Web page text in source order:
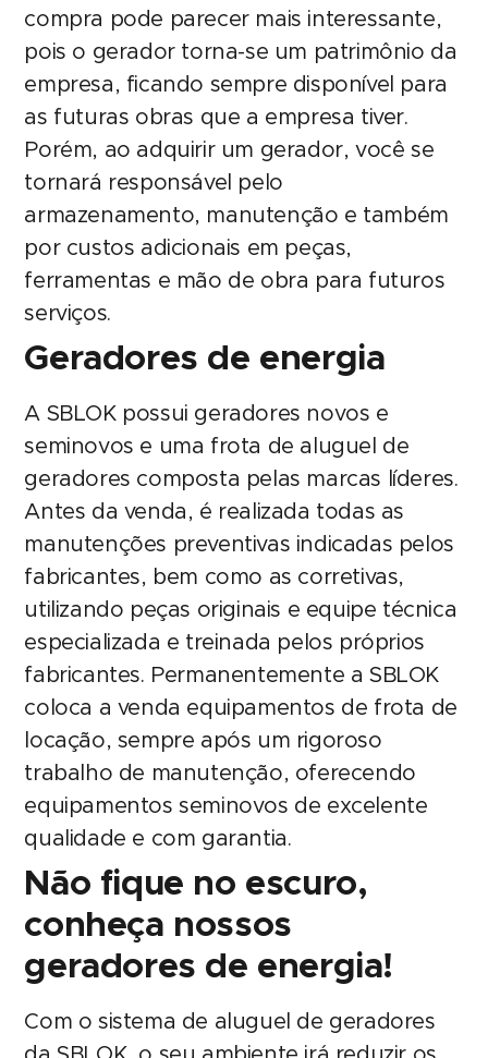
compra pode parecer mais interessante,
pois o gerador torna-se um patrimônio da
empresa, ficando sempre disponível para
as futuras obras que a empresa tiver.
Porém, ao adquirir um gerador, você se
tornará responsável pelo
armazenamento, manutenção e também
por custos adicionais em peças,
ferramentas e mão de obra para futuros
serviços.
Geradores de energia
A SBLOK possui geradores novos e
seminovos e uma frota de aluguel de
geradores composta pelas marcas líderes.
Antes da venda, é realizada todas as
manutenções preventivas indicadas pelos
fabricantes, bem como as corretivas,
utilizando peças originais e equipe técnica
especializada e treinada pelos próprios
fabricantes. Permanentemente a SBLOK
coloca a venda equipamentos de frota de
locação, sempre após um rigoroso
trabalho de manutenção, oferecendo
equipamentos seminovos de excelente
qualidade e com garantia.
Não fique no escuro,
conheça nossos
geradores de energia!
Com o sistema de aluguel de geradores